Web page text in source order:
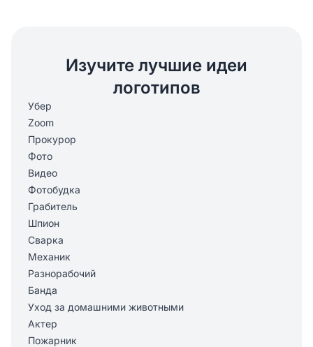
Изучите лучшие идеи
логотипов
Убер
Zoom
Прокурор
Фото
Видео
Фотобудка
Грабитель
Шпион
Сварка
Механик
Разнорабочий
Банда
Уход за домашними животными
Актер
Пожарник